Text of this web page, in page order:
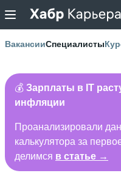
ВакансииСпециалисты
💰 Зарплаты в IT
инфляции
Проанализировали
калькулятора за
делимся в статье →